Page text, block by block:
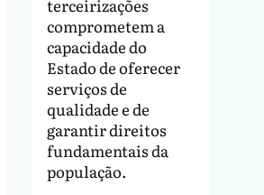
terceirizações
comprometem a
capacidade do
Estado de oferecer
serviços de
qualidade e de
garantir direitos
fundamentais da
população.